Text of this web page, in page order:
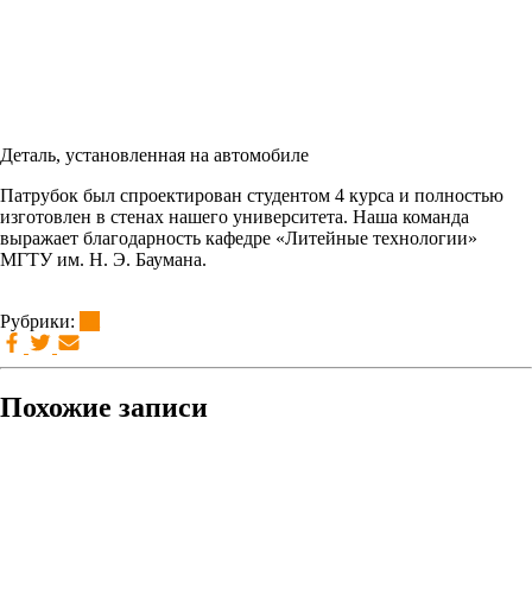
Деталь, установленная на автомобиле
Патрубок был спроектирован студентом 4 курса и полностью
изготовлен в стенах нашего университета. Наша команда
выражает благодарность кафедре «Литейные технологии»
МГТУ им. Н. Э. Баумана.
Рубрики:
Похожие записи